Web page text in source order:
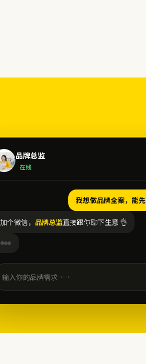
品牌总监
在线
我想做品牌全案，能先
加个微信， 品牌总监直接跟你聊下生意 👌
输入你的品牌需求……